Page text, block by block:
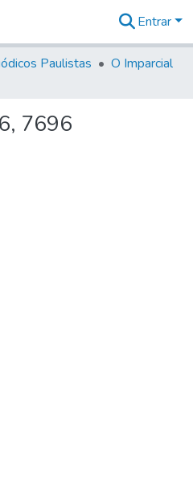
na
Entrar
Paulistas
O Imparcial
7696